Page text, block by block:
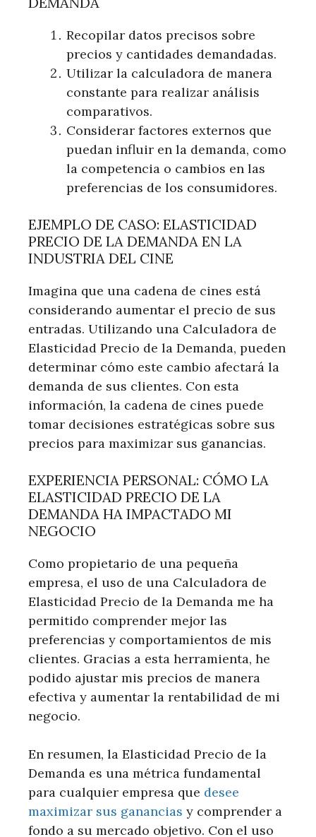
Recopilar datos precisos sobre
precios y cantidades demandadas.
Utilizar la calculadora de manera
constante para realizar análisis
comparativos.
Considerar factores externos que
puedan influir en la demanda, como
la competencia o cambios en las
preferencias de los consumidores.
EJEMPLO DE CASO: ELASTICIDAD
PRECIO DE LA DEMANDA EN LA
INDUSTRIA DEL CINE
Imagina que una cadena de cines está
considerando aumentar el precio de sus
entradas. Utilizando una Calculadora de
Elasticidad Precio de la Demanda, pueden
determinar cómo este cambio afectará la
demanda de sus clientes. Con esta
información, la cadena de cines puede
tomar decisiones estratégicas sobre sus
precios para maximizar sus ganancias.
EXPERIENCIA PERSONAL: CÓMO LA
ELASTICIDAD PRECIO DE LA
DEMANDA HA IMPACTADO MI
NEGOCIO
Como propietario de una pequeña
empresa, el uso de una Calculadora de
Elasticidad Precio de la Demanda me ha
permitido comprender mejor las
preferencias y comportamientos de mis
clientes. Gracias a esta herramienta, he
podido ajustar mis precios de manera
efectiva y aumentar la rentabilidad de mi
negocio.
En resumen, la Elasticidad Precio de la
Demanda es una métrica fundamental
para cualquier empresa que desee
maximizar sus ganancias y comprender a
fondo a su mercado objetivo. Con el uso